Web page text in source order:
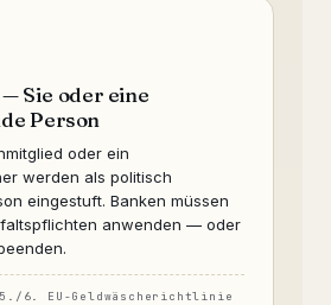
Sie oder eine
Person
oder ein
werden als politisch
eingestuft. Banken müssen
anwenden — oder
6. EU-Geldwäscherichtlinie